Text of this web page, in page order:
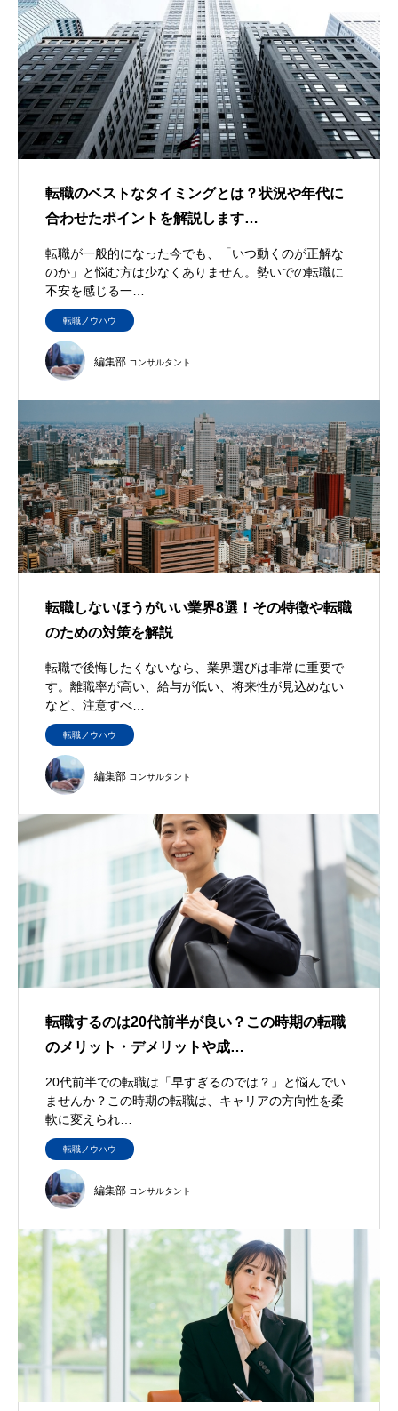
転職のベストなタイミングとは？状況や年代に
合わせたポイントを解説します…
転職が一般的になった今でも、「いつ動くのが正解な
のか」と悩む方は少なくありません。勢いでの転職に
不安を感じる一…
転職ノウハウ
編集部 コンサルタント
転職しないほうがいい業界8選！その特徴や転職
のための対策を解説
転職で後悔したくないなら、業界選びは非常に重要で
す。離職率が高い、給与が低い、将来性が見込めない
など、注意すべ…
転職ノウハウ
編集部 コンサルタント
転職するのは20代前半が良い？この時期の転職
のメリット・デメリットや成…
20代前半での転職は「早すぎるのでは？」と悩んでい
ませんか？この時期の転職は、キャリアの方向性を柔
軟に変えられ…
転職ノウハウ
編集部 コンサルタント